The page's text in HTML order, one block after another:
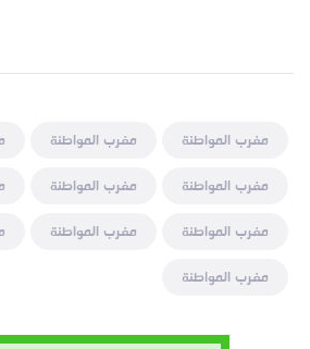
مغرب المواطنة مغرب المواطنة
مغرب المواطنة
مغرب المواطنة
مغرب المواطنة
مغرب المواطنة
مغرب المواطنة